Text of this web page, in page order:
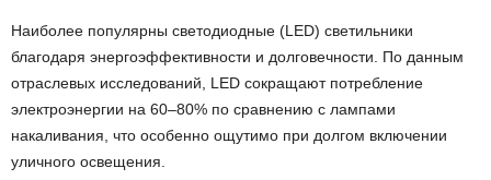
Наиболее популярны светодиодные (LED) светильники
благодаря энергоэффективности и долговечности. По данным
отраслевых исследований, LED сокращают потребление
электроэнергии на 60–80% по сравнению с лампами
накаливания, что особенно ощутимо при долгом включении
уличного освещения.